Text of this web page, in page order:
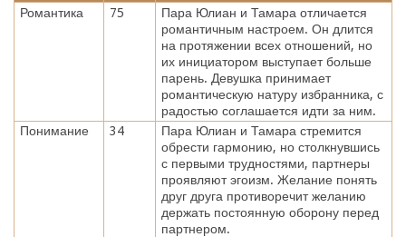
Романтика 75
Пара Юлиан и Тамара отличается
романтичным настроем. Он длится
на протяжении всех отношений, но
их инициатором выступает больше
парень. Девушка принимает
романтическую натуру избранника, с
радостью соглашается идти за ним.
Понимание
34
Пара Юлиан и Тамара стремится
обрести гармонию, но столкнувшись
с первыми трудностями, партнеры
проявляют эгоизм. Желание понять
друг друга противоречит желанию
держать постоянную оборону перед
партнером.